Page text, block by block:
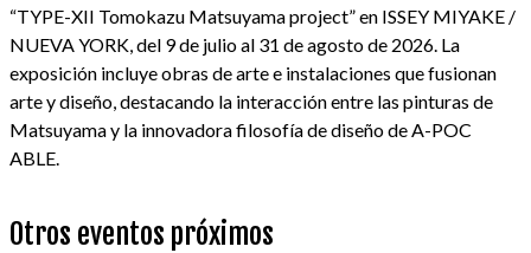
“TYPE-XII Tomokazu Matsuyama project” en ISSEY MIYAKE /
NUEVA YORK, del 9 de julio al 31 de agosto de 2026. La
exposición incluye obras de arte e instalaciones que fusionan
arte y diseño, destacando la interacción entre las pinturas de
Matsuyama y la innovadora filosofía de diseño de A-POC
ABLE.
Otros eventos próximos